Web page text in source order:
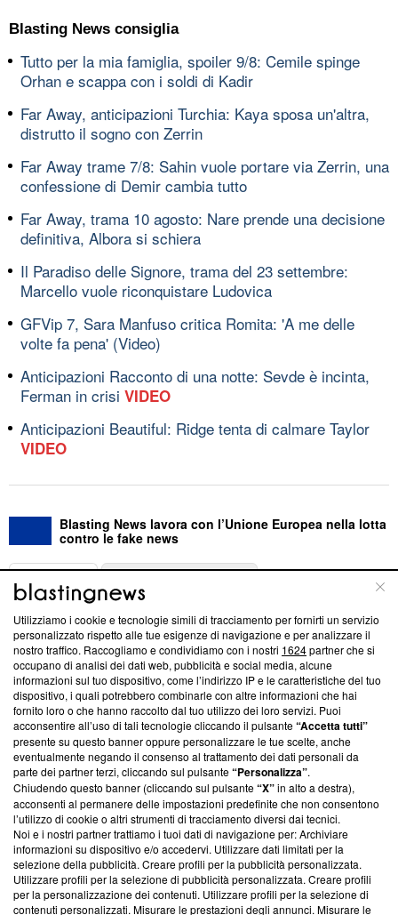
Blasting News consiglia
Tutto per la mia famiglia, spoiler 9/8: Cemile spinge
Orhan e scappa con i soldi di Kadir
Far Away, anticipazioni Turchia: Kaya sposa un'altra,
distrutto il sogno con Zerrin
Far Away trame 7/8: Sahin vuole portare via Zerrin, una
confessione di Demir cambia tutto
Far Away, trama 10 agosto: Nare prende una decisione
definitiva, Albora si schiera
Il Paradiso delle Signore, trama del 23 settembre:
Marcello vuole riconquistare Ludovica
GFVip 7, Sara Manfuso critica Romita: 'A me delle
volte fa pena' (Video)
Anticipazioni Racconto di una notte: Sevde è incinta,
Ferman in crisi VIDEO
Anticipazioni Beautiful: Ridge tenta di calmare Taylor
VIDEO
Blasting News lavora con l’Unione Europea nella lotta
contro le fake news
ABOUT
Questa sezione offre informazioni trasparenti su Blasting
News, sui nostri processi editoriali e su come ci impegniamo a
creare news di qualità. Inoltre, afferma la nostra aderenza a
‘Trust Project - News with Integrity’Blasting News non è
ancora membro del programma, ma ha richiesto di farne
parte; Trust Project non ha ancora effettuato una verifica di
conformità agli standard.
Su di noi
Team editoriale
Corporate
Redazione
Informativa Privacy
Utilizziamo i cookie e tecnologie simili di tracciamento per fornirti un servizio
personalizzato rispetto alle tue esigenze di navigazione e per analizzare il
nostro traffico. Raccogliamo e condividiamo con i nostri 1624partner che si
occupano di analisi dei dati web, pubblicità e social media, alcune
informazioni sul tuo dispositivo, come l’indirizzo IP e le caratteristiche del tuo
dispositivo, i quali potrebbero combinarle con altre informazioni che hai
fornito loro o che hanno raccolto dal tuo utilizzo dei loro servizi. Puoi
acconsentire all’uso di tali tecnologie cliccando il pulsante“Accetta tutti”
presente su questo banner oppure personalizzare le tue scelte, anche
eventualmente negando il consenso al trattamento dei dati personali da
parte dei partner terzi, cliccando sul pulsante“Personalizza”.
Chiudendo questo banner (cliccando sul pulsante“X”in alto a destra),
acconsenti al permanere delle impostazioni predefinite che non consentono
l’utilizzo di cookie o altri strumenti di tracciamento diversi dai tecnici.
Noi e i nostri partner trattiamo i tuoi dati di navigazione per: Archiviare
informazioni su dispositivo e/o accedervi. Utilizzare dati limitati per la
selezione della pubblicità. Creare profili per la pubblicità personalizzata.
Utilizzare profili per la selezione di pubblicità personalizzata. Creare profili
per la personalizzazione dei contenuti. Utilizzare profili per la selezione di
contenuti personalizzati. Misurare le prestazioni degli annunci. Misurare le